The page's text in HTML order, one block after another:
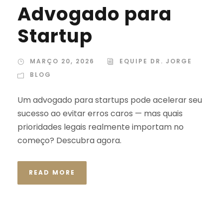
Advogado para
Startup
MARÇO 20, 2026
EQUIPE DR. JORGE
BLOG
Um advogado para startups pode acelerar seu
sucesso ao evitar erros caros — mas quais
prioridades legais realmente importam no
começo? Descubra agora.
READ MORE